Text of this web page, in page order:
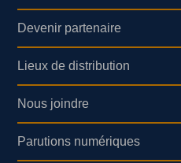
Devenir partenaire
Lieux de distribution
Nous joindre
Parutions numériques